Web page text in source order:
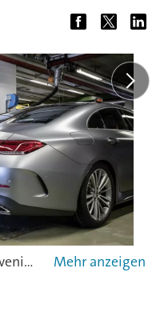
Der neue Testzyklus mit der wenig informativen Bezeichnung WLTP soll die Verbrauchsangaben realistischer und damit direkt gesagt höher werden lassen.